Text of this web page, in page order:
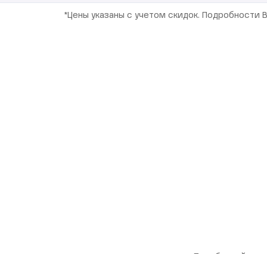
*Цены указаны с учетом скидок.